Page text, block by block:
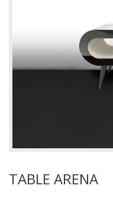
TABLE ARENA